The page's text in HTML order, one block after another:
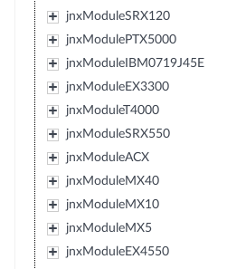
jnxModuleSRX120
jnxModulePTX5000
jnxModuleIBM0719J45E
jnxModuleEX3300
jnxModuleT4000
jnxModuleSRX550
jnxModuleACX
jnxModuleMX40
jnxModuleMX10
jnxModuleMX5
jnxModuleEX4550